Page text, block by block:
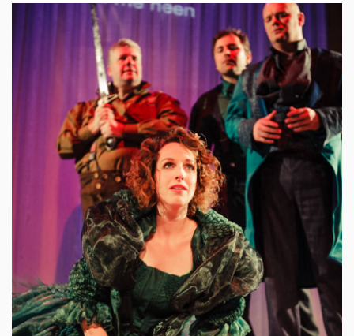
weken terug van mijn laatste tocht en ik
fantaseer alweer over de volgende. Terwijl ik de